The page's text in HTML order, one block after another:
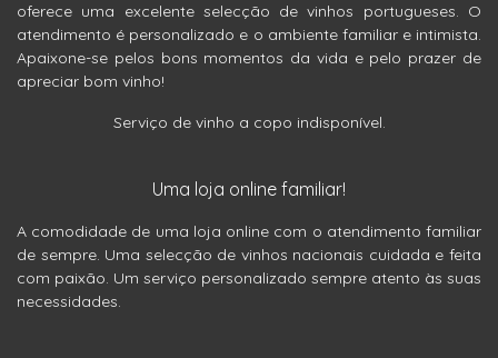
oferece uma excelente selecção de vinhos portugueses. O
atendimento é personalizado e o ambiente familiar e intimista.
Apaixone-se pelos bons momentos da vida e pelo prazer de
apreciar bom vinho!
Serviço de vinho a copo indisponível.
Uma loja online familiar!
A comodidade de uma loja online com o atendimento familiar
de sempre. Uma selecção de vinhos nacionais cuidada e feita
com paixão. Um serviço personalizado sempre atento às suas
necessidades.